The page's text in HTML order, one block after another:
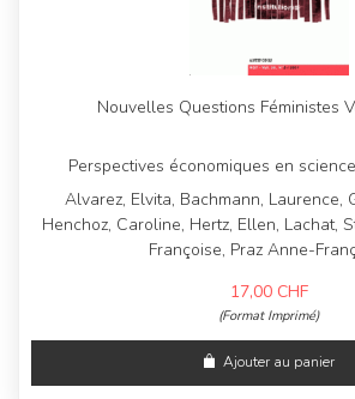
Nouvelles Questions Féministes
Perspectives économiques en
Alvarez, Elvita, Bachmann, Laurence,
Henchoz, Caroline, Hertz, Ellen, Lachat,
Françoise, Praz Anne-
17,00 CHF
(Format Imprimé)
Ajouter au panier